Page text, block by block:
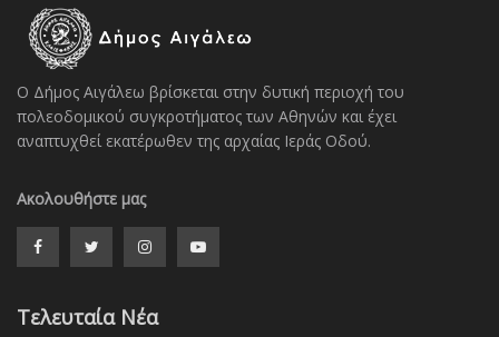
Ο Δήμος Αιγάλεω βρίσκεται στην δυτική περιοχή του
πολεοδομικού συγκροτήματος των Αθηνών και έχει
αναπτυχθεί εκατέρωθεν της αρχαίας Ιεράς Οδού.
Ακολουθήστε μας
Τελευταία Νέα